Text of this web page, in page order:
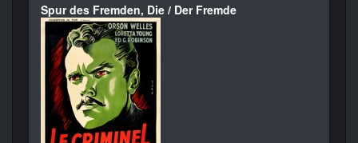
Spur des Fremden, Die / Der Fremde